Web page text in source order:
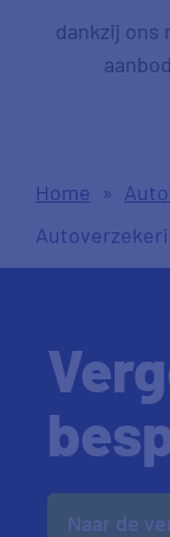
dankzij ons
aanbod
Home »
Naar de